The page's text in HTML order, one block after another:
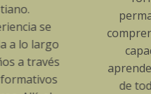
permanente se
comprende como la
capacidad de
aprender a lo largo
de toda la vida,